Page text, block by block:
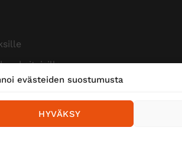
evästeiden suostumusta
HYVÄKSY
yksityisille